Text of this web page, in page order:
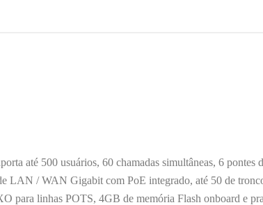
até 500 usuários, 60 chamadas simultâneas, 6 pontes
LAN / WAN Gigabit com PoE integrado, até 50 de
para linhas POTS, 4GB de memória Flash onboard e